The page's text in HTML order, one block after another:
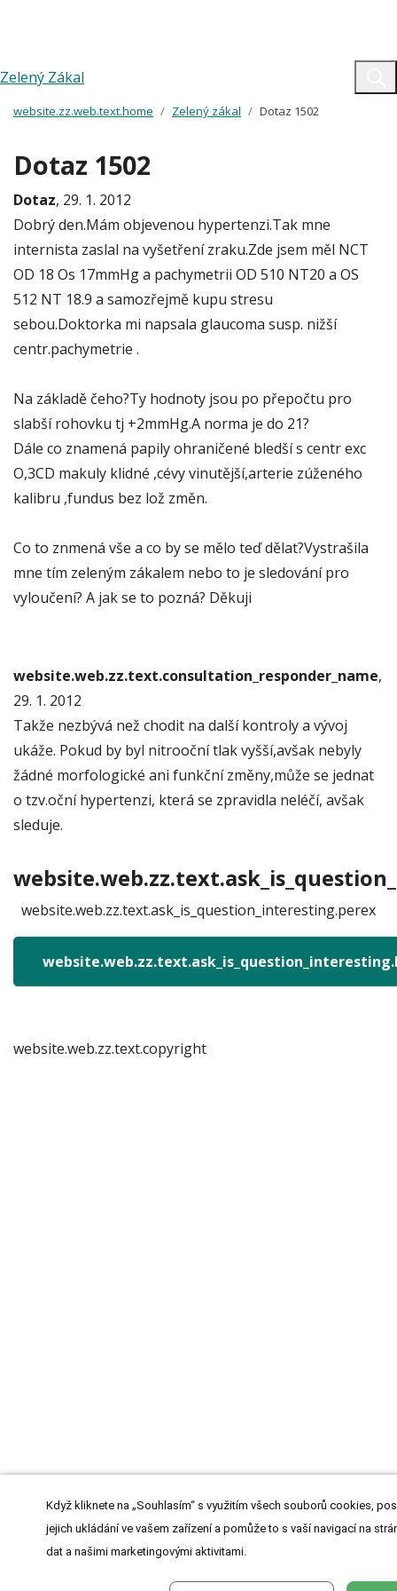
Zelený Zákal
website.zz.web.text.home Zelený zákal Dotaz 1502
Dotaz 1502
Dotaz, 29. 1. 2012
Dobrý den.Mám objevenou hypertenzi.Tak mne
internista zaslal na vyšetření zraku.Zde jsem měl NCT
OD 18 Os 17mmHg a pachymetrii OD 510 NT20 a OS
512 NT 18.9 a samozřejmě kupu stresu
sebou.Doktorka mi napsala glaucoma susp. nižší
centr.pachymetrie .
Na základě čeho?Ty hodnoty jsou po přepočtu pro
slabší rohovku tj +2mmHg.A norma je do 21?
Dále co znamená papily ohraničené bledší s centr exc
O,3CD makuly klidné ,cévy vinutější,arterie zúženého
kalibru ,fundus bez lož změn.
Co to znmená vše a co by se mělo teď dělat?Vystrašila
mne tím zeleným zákalem nebo to je sledování pro
vyloučení? A jak se to pozná? Děkuji
website.web.zz.text.consultation_responder_name,
29. 1. 2012
Takže nezbývá než chodit na další kontroly a vývoj
ukáže. Pokud by byl nitrooční tlak vyšší,avšak nebyly
žádné morfologické ani funkční změny,může se jednat
o tzv.oční hypertenzi, která se zpravidla neléčí, avšak
sleduje.
website.web.zz.text.ask_is_question_interesting.perex
website.web.zz.text.copyright
Když kliknete na „Souhlasím“ s využitím všech souborů cookies,
jejich ukládání ve vašem zařízení a pomůže to s vaší navigací na
dat a našimi marketingovými aktivitami.